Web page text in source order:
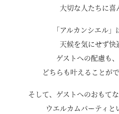
大切な人たちに喜
「アルカンシエル
天候を気にせず快
ゲストへの配慮も
どちらも叶えることが
そして、ゲストへのおもて
ウエルカムパーティと